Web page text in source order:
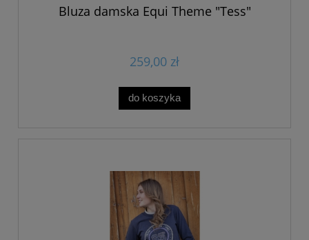
Bluza damska Equi Theme "Tess"
259,00 zł
do koszyka